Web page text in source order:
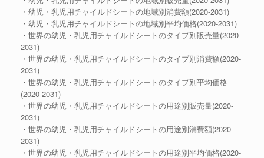
・幼児・乳児用チャイルドシートの地域別消費額(2020-2031)
・幼児・乳児用チャイルドシートの地域別平均価格(2020-2031)
・世界の幼児・乳児用チャイルドシートのタイプ別販売量(2020-
2031)
・世界の幼児・乳児用チャイルドシートのタイプ別消費額(2020-
2031)
・世界の幼児・乳児用チャイルドシートのタイプ別平均価格
(2020-2031)
・世界の幼児・乳児用チャイルドシートの用途別販売量(2020-
2031)
・世界の幼児・乳児用チャイルドシートの用途別消費額(2020-
2031)
・世界の幼児・乳児用チャイルドシートの用途別平均価格(2020-